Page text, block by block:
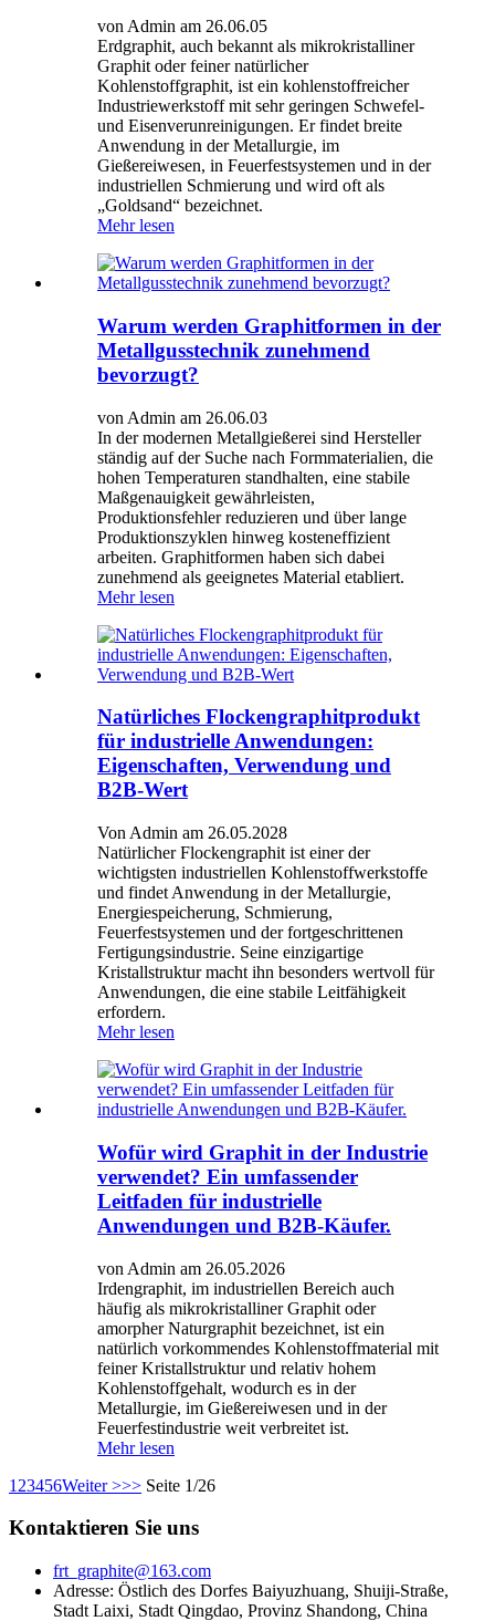
von Admin am 26.06.05
Erdgraphit, auch bekannt als mikrokristalliner
Graphit oder feiner natürlicher
Kohlenstoffgraphit, ist ein kohlenstoffreicher
Industriewerkstoff mit sehr geringen Schwefel-
und Eisenverunreinigungen. Er findet breite
Anwendung in der Metallurgie, im
Gießereiwesen, in Feuerfestsystemen und in der
industriellen Schmierung und wird oft als
„Goldsand“ bezeichnet.
Mehr lesen
Warum werden Graphitformen in der
Metallgusstechnik zunehmend
bevorzugt?
von Admin am 26.06.03
In der modernen Metallgießerei sind Hersteller
ständig auf der Suche nach Formmaterialien, die
hohen Temperaturen standhalten, eine stabile
Maßgenauigkeit gewährleisten,
Produktionsfehler reduzieren und über lange
Produktionszyklen hinweg kosteneffizient
arbeiten. Graphitformen haben sich dabei
zunehmend als geeignetes Material etabliert.
Mehr lesen
Natürliches Flockengraphitprodukt
für industrielle Anwendungen:
Eigenschaften, Verwendung und
B2B-Wert
Von Admin am 26.05.2028
Natürlicher Flockengraphit ist einer der
wichtigsten industriellen Kohlenstoffwerkstoffe
und findet Anwendung in der Metallurgie,
Energiespeicherung, Schmierung,
Feuerfestsystemen und der fortgeschrittenen
Fertigungsindustrie. Seine einzigartige
Kristallstruktur macht ihn besonders wertvoll für
Anwendungen, die eine stabile Leitfähigkeit
erfordern.
Mehr lesen
Wofür wird Graphit in der Industrie
verwendet? Ein umfassender
Leitfaden für industrielle
Anwendungen und B2B-Käufer.
von Admin am 26.05.2026
Irdengraphit, im industriellen Bereich auch
häufig als mikrokristalliner Graphit oder
amorpher Naturgraphit bezeichnet, ist ein
natürlich vorkommendes Kohlenstoffmaterial mit
feiner Kristallstruktur und relativ hohem
Kohlenstoffgehalt, wodurch es in der
Metallurgie, im Gießereiwesen und in der
Feuerfestindustrie weit verbreitet ist.
Mehr lesen
1 23456Weiter >>> Seite 1/26
Kontaktieren Sie uns
frt_graphite@163.com
Adresse: Östlich des Dorfes Baiyuzhuang, Shuiji-Straße,
Stadt Laixi, Stadt Qingdao, Provinz Shandong, China